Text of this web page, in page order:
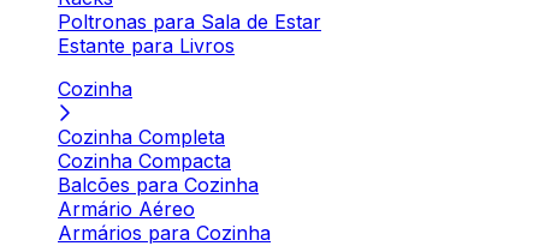
Poltronas para Sala de Estar
Estante para Livros
Cozinha
Cozinha Completa
Cozinha Compacta
Balcões para Cozinha
Armário Aéreo
Armários para Cozinha